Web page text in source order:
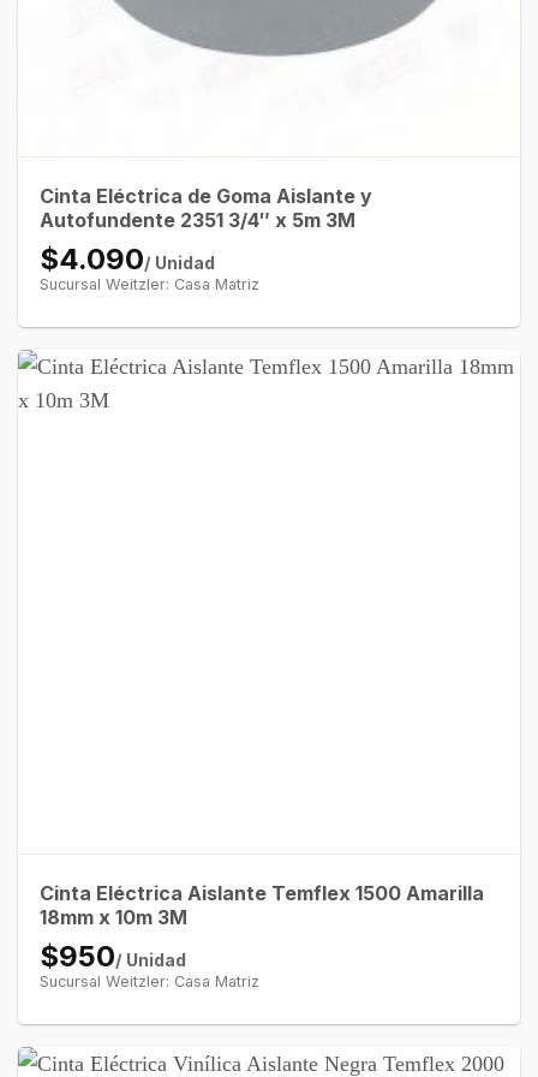
Cinta Eléctrica de Goma Aislante y
Autofundente 2351 3/4″ x 5m 3M
$4.090/ Unidad
Sucursal Weitzler: Casa Matriz
Cinta Eléctrica Aislante Temflex 1500 Amarilla
18mm x 10m 3M
$950/ Unidad
Sucursal Weitzler: Casa Matriz